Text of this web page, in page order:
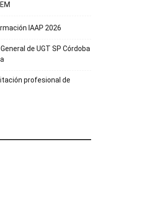
IAAP 2026
de UGT SP Córdoba
profesional de